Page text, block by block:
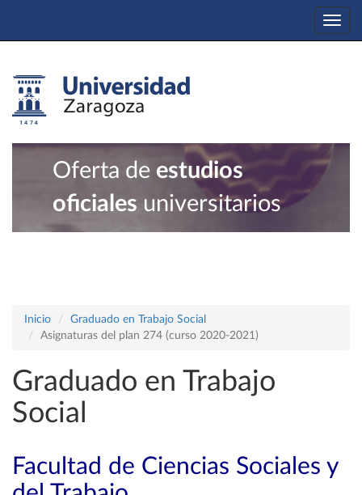
Oferta de estudios
oficiales universitarios
Inicio
Graduado en Trabajo Social
Asignaturas del plan 274 (curso 2020-2021)
Graduado en Trabajo
Social
Facultad de Ciencias Sociales y